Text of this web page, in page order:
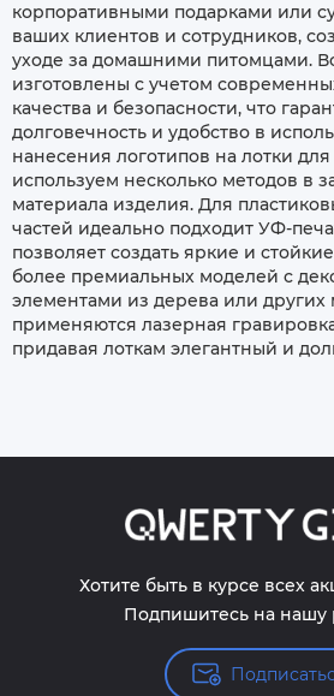
корпоративными подарками или
ваших клиентов и сотрудников,
уходе за домашними питомцами.
изготовлены с учетом
качества и безопасности, что
долговечность и удобство в
нанесения логотипов на лотки
используем несколько методов в
материала изделия. Для
частей идеально подходит УФ-
позволяет создать яркие и
более премиальных моделей с
элементами из дерева или других
применяются лазерная
придавая лоткам элегантный и
Хотите быть в курсе всех
Подпишитесь на нашу